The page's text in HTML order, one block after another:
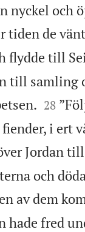
nyckel och
tiden de
flydde till
till samling

28
i ert
Jordan
och
av dem
hade fred